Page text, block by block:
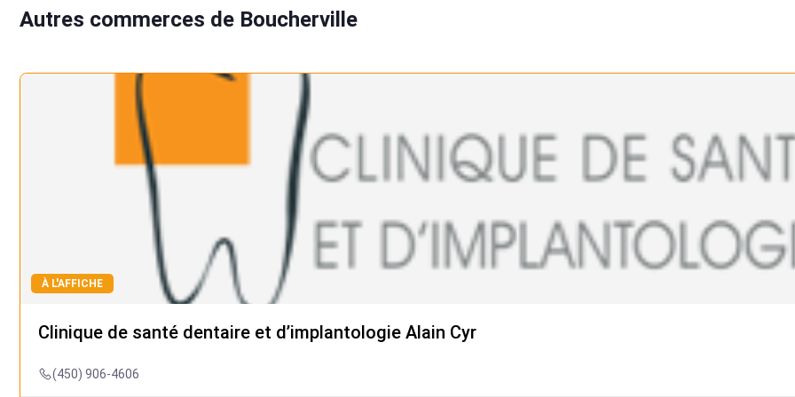
Autres commerces de Boucherville
À L'AFFICHE
Clinique de santé dentaire et d’implantologie Alain Cyr
(450) 906-4606